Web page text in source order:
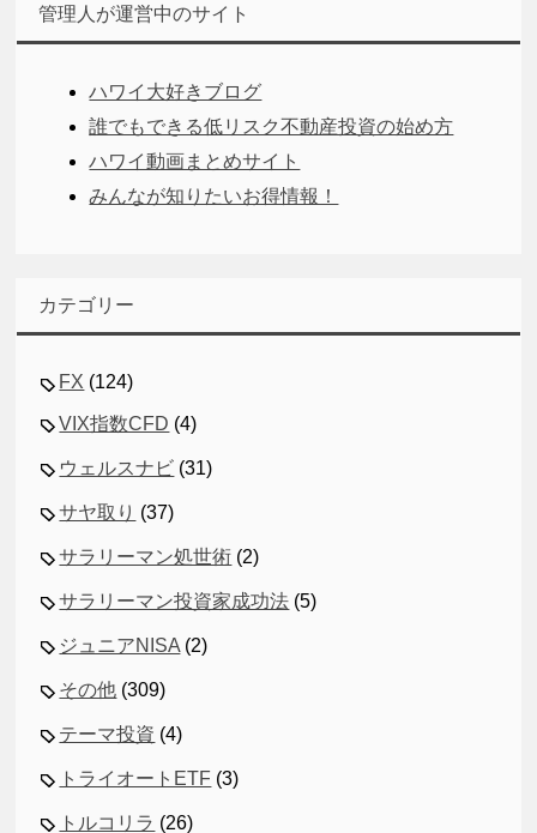
管理人が運営中のサイト
ハワイ大好きブログ
誰でもできる低リスク不動産投資の始め方
ハワイ動画まとめサイト
みんなが知りたいお得情報！
カテゴリー
FX (124)
VIX指数CFD (4)
ウェルスナビ (31)
サヤ取り (37)
サラリーマン処世術 (2)
サラリーマン投資家成功法 (5)
ジュニアNISA (2)
その他 (309)
テーマ投資 (4)
トライオートETF (3)
トルコリラ (26)